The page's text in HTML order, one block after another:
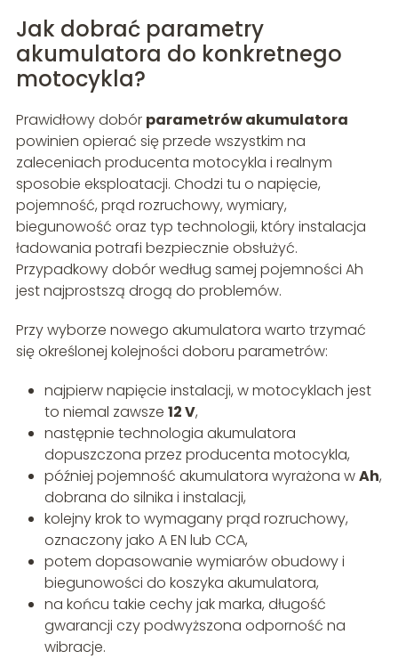
Jak dobrać parametry
akumulatora do konkretnego
motocykla?
Prawidłowy dobór parametrów akumulatora
powinien opierać się przede wszystkim na
zaleceniach producenta motocykla i realnym
sposobie eksploatacji. Chodzi tu o napięcie,
pojemność, prąd rozruchowy, wymiary,
biegunowość oraz typ technologii, który instalacja
ładowania potrafi bezpiecznie obsłużyć.
Przypadkowy dobór według samej pojemności Ah
jest najprostszą drogą do problemów.
Przy wyborze nowego akumulatora warto trzymać
się określonej kolejności doboru parametrów:
najpierw napięcie instalacji, w motocyklach jest
to niemal zawsze 12 V,
następnie technologia akumulatora
dopuszczona przez producenta motocykla,
później pojemność akumulatora wyrażona wAh,
dobrana do silnika i instalacji,
kolejny krok to wymagany prąd rozruchowy,
oznaczony jako A EN lub CCA,
potem dopasowanie wymiarów obudowy i
biegunowości do koszyka akumulatora,
na końcu takie cechy jak marka, długość
gwarancji czy podwyższona odporność na
wibracje.